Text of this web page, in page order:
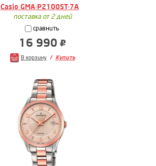
Casio GMA-P2100ST-7A
поставка от 2 дней
сравнить
16 990
В корзину Купить